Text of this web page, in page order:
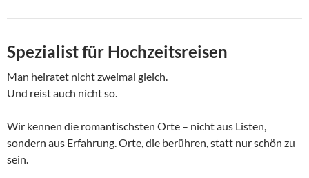
Spezialist für Hochzeitsreisen
Man heiratet nicht zweimal gleich.
Und reist auch nicht so.
Wir kennen die romantischsten Orte – nicht aus Listen,
sondern aus Erfahrung. Orte, die berühren, statt nur schön zu
sein.